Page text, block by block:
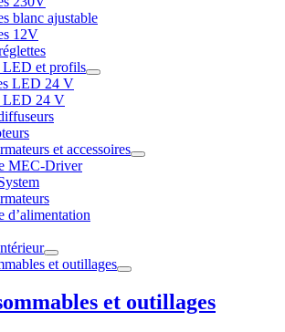
blanc ajustable
12V
LED et profils
LED 24 V
LED 24 V
et accessoires
MEC-Driver
d’alimentation
et outillages
et outillages